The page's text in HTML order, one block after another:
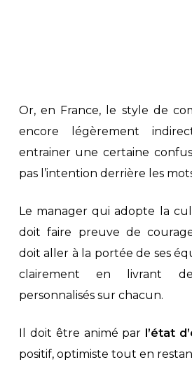
Or, en France, le style de
encore légèrement
entrainer une certaine
pas l’intention derrière les
Le manager qui adopte la
doit faire preuve de courage,
doit aller à la portée de ses
clairement en livrant
personnalisés sur chacun.
Il doit être animé par l’état
positif, optimiste tout en